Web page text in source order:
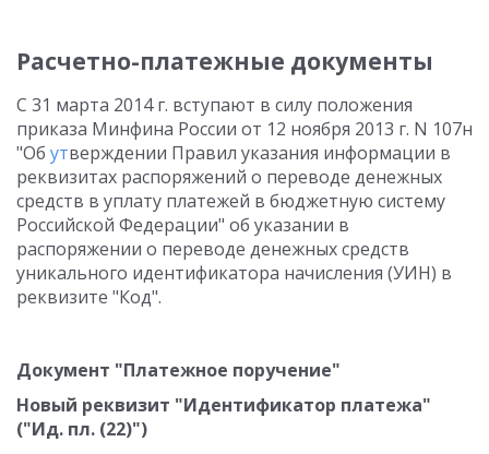
Расчетно-платежные документы
C 31 марта 2014 г. вступают в силу положения
приказа Минфина России от 12 ноября 2013 г. N 107н
"Об утверждении Правил указания информации в
реквизитах распоряжений о переводе денежных
средств в уплату платежей в бюджетную систему
Российской Федерации" об указании в
распоряжении о переводе денежных средств
уникального идентификатора начисления (УИН) в
реквизите "Код".
Документ "Платежное поручение"
Новый реквизит "Идентификатор платежа"
("Ид. пл. (22)")